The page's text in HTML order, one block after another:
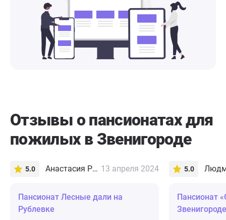
Отзывы о пансионатах для
пожилых в Звенигороде
5.0 Анастасия Романова 13 апреля 2024
Пансионат Лесные дали на
Рублевке
5.0
Пансионат
Звенигороде